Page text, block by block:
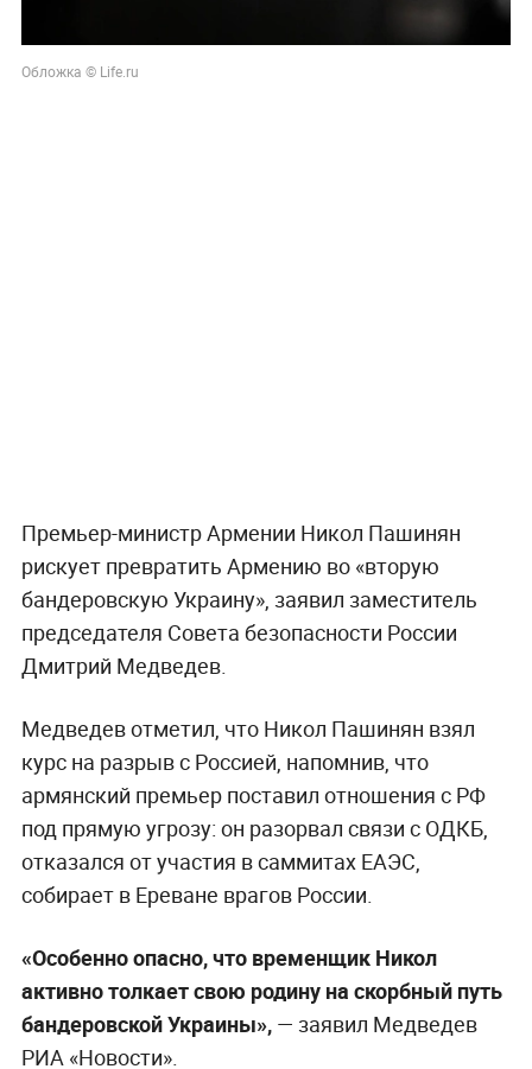
Обложка © Life.ru
Премьер-министр Армении Никол Пашинян
рискует превратить Армению во «вторую
бандеровскую Украину», заявил заместитель
председателя Совета безопасности России
Дмитрий Медведев.
Медведев отметил, что Никол Пашинян взял
курс на разрыв с Россией, напомнив, что
армянский премьер поставил отношения с РФ
под прямую угрозу: он разорвал связи с ОДКБ,
отказался от участия в саммитах ЕАЭС,
собирает в Ереване врагов России.
«Особенно опасно, что временщик Никол
активно толкает свою родину на скорбный путь
бандеровской Украины», — заявил Медведев
РИА «Новости».